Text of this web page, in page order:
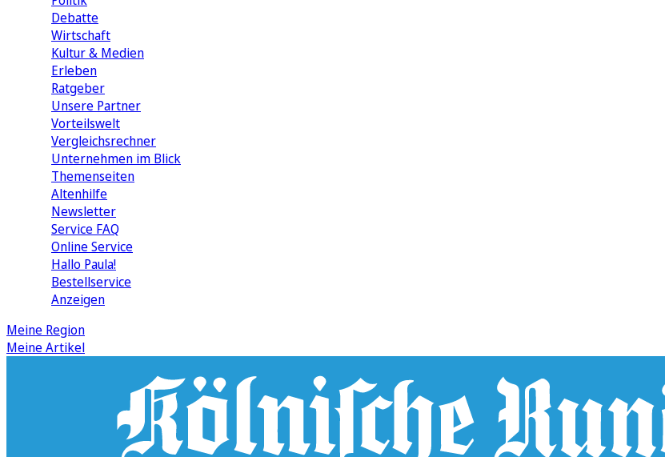
Debatte
Wirtschaft
Kultur & Medien
Erleben
Ratgeber
Unsere Partner
Vorteilswelt
Vergleichsrechner
Unternehmen im Blick
Themenseiten
Altenhilfe
Newsletter
Service FAQ
Online Service
Hallo Paula!
Bestellservice
Anzeigen
Meine Region
Meine Artikel